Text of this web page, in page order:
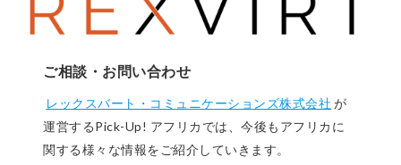
ご相談・お問い合わせ
レックスバート・コミュニケーションズ株式会社 が
運営するPick-Up! アフリカでは、今後もアフリカに
関する様々な情報をご紹介していきます。